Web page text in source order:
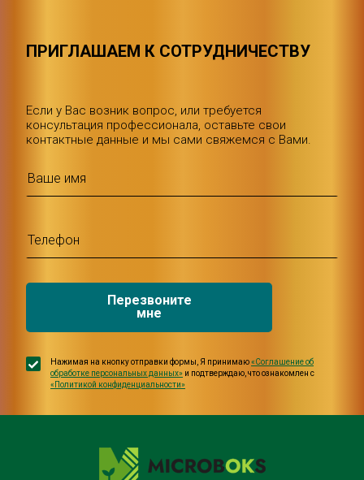
ПРИГЛАШАЕМ К СОТРУДНИЧЕСТВУ
Если у Вас возник вопрос, или требуется
консультация профессионала, оставьте свои
контактные данные и мы сами свяжемся с Вами.
Перезвоните
мне
Нажимая на кнопку отправки формы, Я принимаю«Соглашение об
обработке персональных данных» и подтверждаю, что ознакомлен с
«Политикой конфиденциальности»